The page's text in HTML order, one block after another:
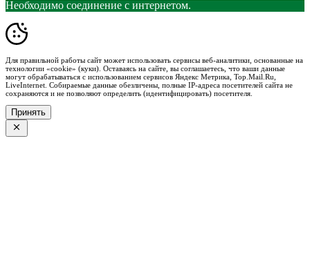
Необходимо соединение с интернетом.
Для правильной работы сайт может использовать сервисы веб-аналитики, основанные на
технологии «cookie» (куки). Оставаясь на сайте, вы соглашаетесь, что ваши данные
могут обрабатываться с использованием сервисов Яндекс Метрика, Top.Mail.Ru,
LiveInternet. Собираемые данные обезличены, полные IP-адреса посетителей сайта не
сохраняются и не позволяют определить (идентифицировать) посетителя.
Принять